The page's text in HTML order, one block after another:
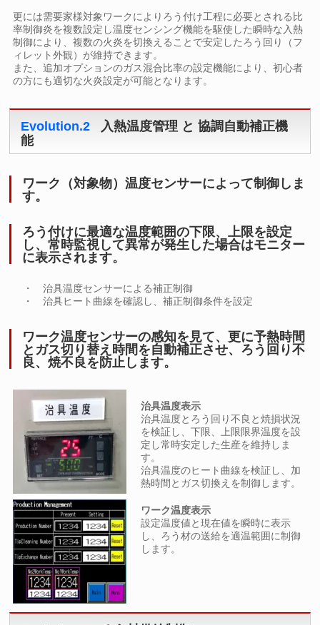
更には需要家様対象ワークによりろう付け工程に必要とされる比
率制御炎を複数設定し温度センシング機能を駆使した瞬時な入熱
制御により、複数の火炎を切換えることで安定したろう回り（フ
ィレット外観）が維持できます。
また、追加オプションのガス混合比率の設定機能により、初心者
の方にも適切な火炎設定が可能となります。
Evolution.2 入熱温度管理 と 協調自動補正機
能
ワーク（対象物）温度センサーによって制御しま
す。
ろう付けに最適な温度範囲の下限、上限を設定
し、常時監視して異常が発生した場合はモニター
に表示されます。
・ 治具温度センサーによる補正制御
・ 治具ヒート曲線を確認し、補正制御条件を設定
ワーク温度センサーの感知を見て、更に予熱時間
とガス切り替え時間を自動補正させ、ろう回り不
良、焼不良を防止します。
治具温度表示
治具温度とろう回り不良と焼損状況
を検証し、下限、上限限界温度を設
定し常時安定した生産を維持しま
す。
治具温度のヒート曲線を検証し、加
熱時間とガス切換えを制御します。
ワーク温度表示
設定温度値と現在値を瞬時に表示
し、ろう材の送給を適温範囲に制御
します。